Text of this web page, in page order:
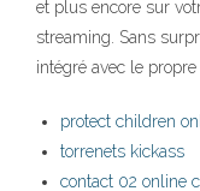
et plus encore sur
streaming. Sans
intégré avec le propre
protect children
torrenets kickass
contact 02 online